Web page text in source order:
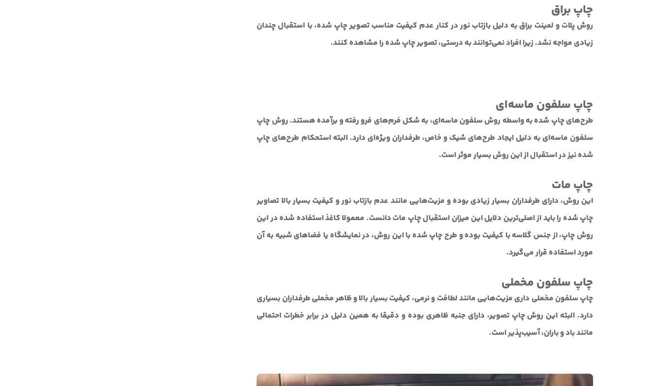
چاپ براق
روش پلات و لمینت براق به دلیل بازتاب نور در کنار عدم کیفیت مناسب تصویر چاپ شده، با استقبال چندان
زیادی مواجه نشد. زیرا افراد نمی‌توانند به درستی، تصویر چاپ شده را مشاهده کنند.
چاپ سلفون ماسه‌ای
طرح‌های چاپ شده به واسطه روش سلفون ماسه‌ای، به شکل فرم‌های فرو رفته و برآمده هستند. روش چاپ
سلفون ماسه‌ای به دلیل ایجاد طرح‌های شیک و خاص، طرفداران ویژه‌ای دارد. البته استحکام طرح‌های چاپ
شده نیز در استقبال از این روش بسیار موثر است.
چاپ مات
این روش، دارای طرفداران بسیار زیادی بوده و مزیت‌هایی مانند عدم بازتاب نور و کیفیت بسیار بالا تصاویر
چاپ شده را باید از اصلی‌ترین دلایل این میزان استقبال چاپ مات دانست. معمولا کاغذ استفاده شده در این
روش چاپ، از جنس گلاسه با کیفیت بوده و طرح چاپ شده با این روش، در نمایشگاه یا فضا‌های شبیه به آن
مورد استفاده قرار می‌گیرد.
چاپ سلفون مخملی
چاپ سلفون مخملی داری مزیت‌هایی مانند لطافت و نرمی، کیفیت بسیار بالا و ظاهر مخملی طرفداران بسیاری
دارد. البته این روش چاپ تصویر، دارای جنبه ظاهری بوده و دقیقا به همین دلیل در برابر خطرات احتمالی
مانند باد و باران، آسیب‌پذیر است.